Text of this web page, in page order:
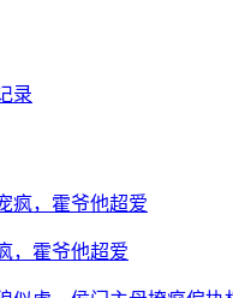
录
，霍爷他超爱